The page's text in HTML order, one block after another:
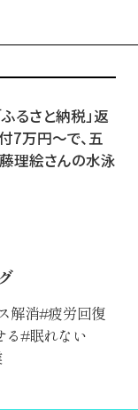
るさと納税」返
7万円～で、五
理絵さんの水泳
解消 疲労回復
る 眠れない